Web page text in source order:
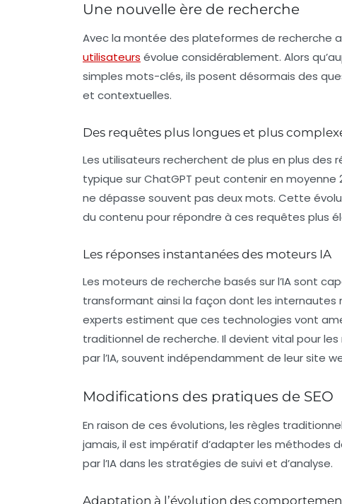
Une nouvelle ère de recherche
Avec la montée des plateformes de recherche
utilisateurs évolue considérablement. Alors
simples mots-clés, ils posent désormais des
et contextuelles.
Des requêtes plus longues et plus
Les utilisateurs recherchent de plus en plus des
typique sur ChatGPT peut contenir en moyenne
ne dépasse souvent pas deux mots. Cette
du contenu pour répondre à ces requêtes plus
Les réponses instantanées des moteurs IA
Les moteurs de recherche basés sur l’IA sont
transformant ainsi la façon dont les internautes
experts estiment que ces technologies vont
traditionnel de recherche. Il devient vital pour
par l’IA, souvent indépendamment de leur site
Modifications des pratiques de SEO
En raison de ces évolutions, les règles
jamais, il est impératif d’adapter les méthodes
par l’IA dans les stratégies de suivi et d’analyse.
Adaptation à l’évolution des